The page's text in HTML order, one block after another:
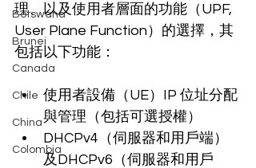
Botswana
Brunei
Canada
Chile
China
Colombia
理、以及使用者層面的功能（UPF,
User Plane Function）的選擇，其
包括以下功能：
使用者設備（UE）IP 位址分配
與管理（包括可選授權）
DHCPv4（伺服器和用戶端）
及DHCPv6（伺服器和用戶